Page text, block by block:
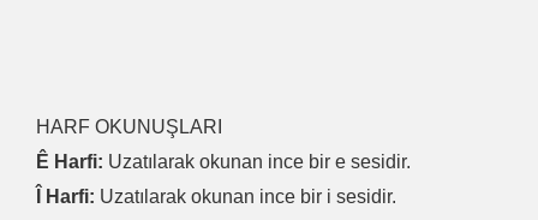
HARF OKUNUŞLARI
Ê Harfi: Uzatılarak okunan ince bir e sesidir.
Î Harfi: Uzatılarak okunan ince bir i sesidir.